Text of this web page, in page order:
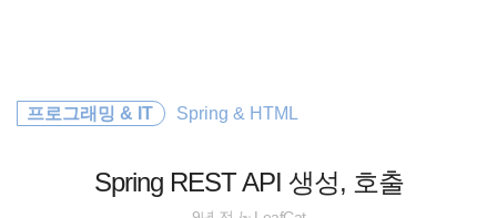
가
Spring REST API 생성, 호출
프로그래밍 & IT Spring & HTML
종목분석